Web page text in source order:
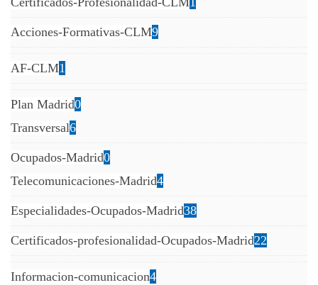
Acciones-Formativas-CLM9
AF-CLM1
Plan Madrid0
Transversal6
Ocupados-Madrid0
Telecomunicaciones-Madrid4
Especialidades-Ocupados-Madrid38
Certificados-profesionalidad-Ocupados-Madrid22
Informacion-comunicacion4